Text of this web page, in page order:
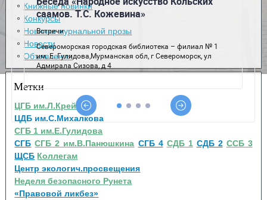
Книжные новинки
Конкурсы
Новинки журнальной прозы
Новости
Объявления
Метки
ЦГБ им.Л.Крейна
ЦДБ им.С.Михалкова
СГБ 1 им.Е.Гулидова
СГБ СГБ 2 им.В.Панюшкина СГБ 4 СДБ 1 СДБ 2 ССБ 3
ЩСБ Коллегам
Центр экологич.просвещения
Неделя безопасного Рунета
«Правовой ликбез»